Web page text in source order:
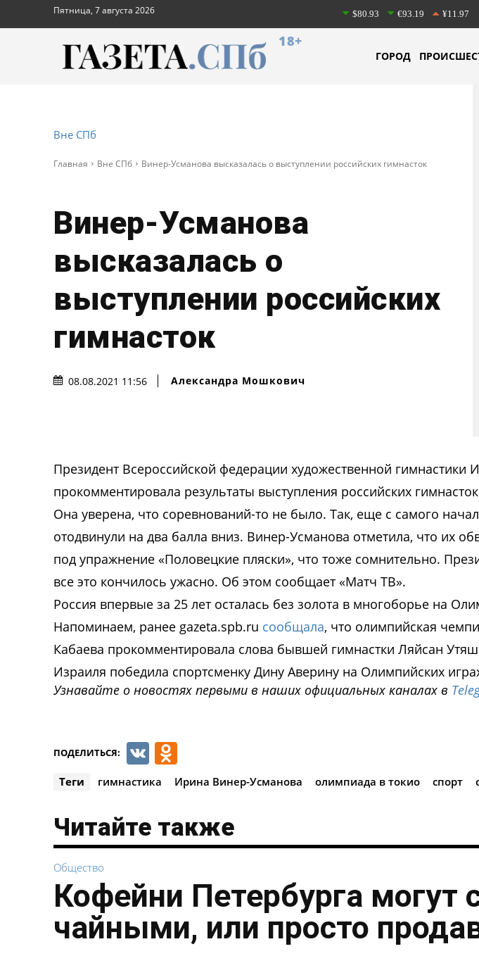
Пятница, 7 августа 2026 $80.93 €93.19 ¥11.97
18+
ГОРОД
Вне СПб
Главная Вне СПб Винер-Усманова высказалась о выступлении российских гимнасток
Винер-Усманова
высказалась о
выступлении российских
гимнасток
08.08.2021 11:56 Александра Мошкович
Президент Всероссийской федерации художественной гимнастики
прокомментировала результаты выступления российских
Она уверена, что соревнований-то не было. Так, еще с самого
отодвинули на два балла вниз. Винер-Усманова отметила, что их
под упражнение «Половецкие пляски», что тоже сомнительно.
все это кончилось ужасно. Об этом сообщает «Матч ТВ».
Россия впервые за 25 лет осталась без золота в многоборье на
Напоминаем, ранее gazeta.spb.ru сообщала, что олимпийская
Кабаева прокомментировала слова бывшей гимнастки Ляйсан
Израиля победила спортсменку Дину Аверину на Олимпийских
Узнавайте о новостях первыми в наших официальных каналах в
ПОДЕЛИТЬСЯ: VK
Теги гимнастика Ирина Винер-Усманова олимпиада в токио спорт
Читайте также
Общество
Кофейни Петербурга могут
чайными, или просто